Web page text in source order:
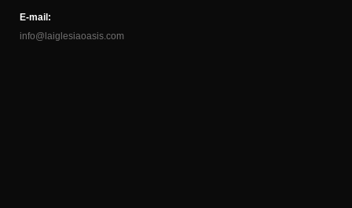
E-mail:
info@laiglesiaoasis.com